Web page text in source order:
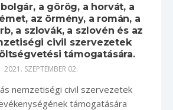
a görög, a horvát, a
az örmény, a román, a
a szlovák, a szlovén és az
civil szervezetek
támogatására.
2021. SZEPTEMBER 02.
nemzetiségi civil szervezetek
támogatására